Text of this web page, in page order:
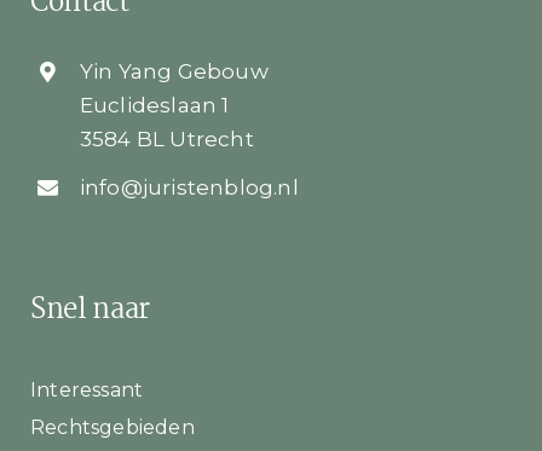
Snel naar
Interessant
Rechtsgebieden
Yin Yang Gebouw
Euclideslaan 1
3584 BL Utrecht
info@juristenblog.nl